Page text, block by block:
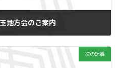
地方会のご案内
次の記事